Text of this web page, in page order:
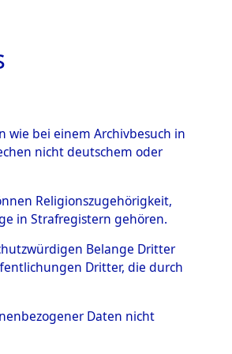
(84607089)
wie bei einem Archivbesuch in
nicht deutschem oder
Religionszugehörigkeit,
in Strafregistern gehören.
Belange Dritter
Dritter, die durch
Daten nicht